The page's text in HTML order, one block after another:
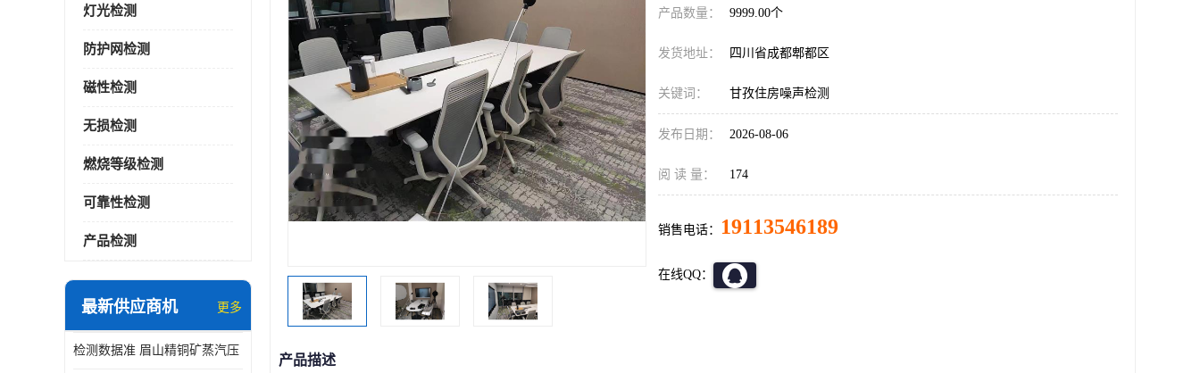
灯光检测
防护网检测
磁性检测
无损检测
燃烧等级检测
可靠性检测
产品检测
最新供应商机 更多
检测数据准 眉山精铜矿蒸汽压
产品数量： 9999.00个
发货地址： 四川省成都郫都区
关键词： 甘孜住房噪声检测
发布日期： 2026-08-06
阅 读 量： 174
销售电话： 19113546189
在线QQ：
产品描述